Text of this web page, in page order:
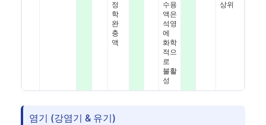
정
학
완
충
액
수용
액은
석영
에
화학
적으
로
불활
성
상위
염기 (강염기 & 유기)